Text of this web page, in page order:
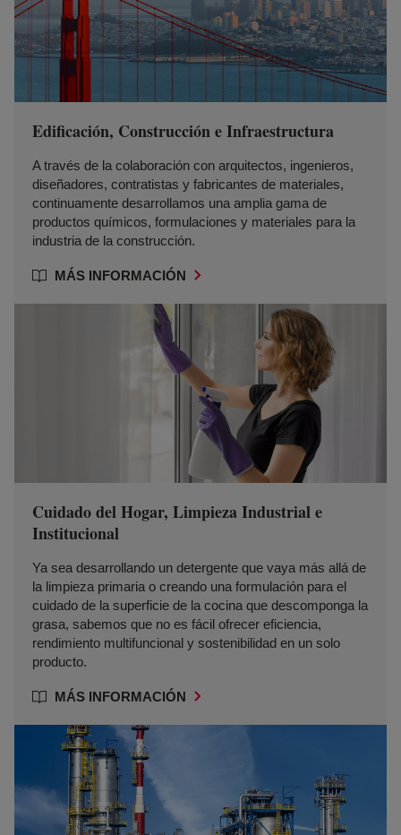
Edificación, Construcción e Infraestructura
A través de la colaboración con arquitectos, ingenieros,
diseñadores, contratistas y fabricantes de materiales,
continuamente desarrollamos una amplia gama de
productos químicos, formulaciones y materiales para la
industria de la construcción.
MÁS INFORMACIÓN
Cuidado del Hogar, Limpieza Industrial e
Institucional
Ya sea desarrollando un detergente que vaya más allá de
la limpieza primaria o creando una formulación para el
cuidado de la superficie de la cocina que descomponga la
grasa, sabemos que no es fácil ofrecer eficiencia,
rendimiento multifuncional y sostenibilidad en un solo
producto.
MÁS INFORMACIÓN